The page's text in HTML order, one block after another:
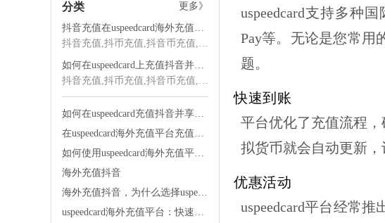
分类 更多》
抖音充值在uspeedcard海外充值平台的优势
抖音充值,抖币充值,抖音币充值,海外抖音充值,抖音海外充值,抖音充值海外,海外充值
如何在uspeedcard上充值抖音并享受优质服务
抖音充值,抖币充值,抖音币充值,海外抖音充值,抖音海外充值,抖音充值海外,海外充值
如何在uspeedcard充值抖音并享受快速发货的便利
在uspeedcard海外充值平台充值抖音太舒服了
如何使用uspeedcard海外充值平台便宜充值抖音
海外充值抖音
海外充值抖音，为什么选择uspeedcard海外充值平台？
uspeedcard海外充值平台：快速充值，让你的生活更便捷！
uspeedcard支持多种国
Pay等。无论是您常用
题。
快速到账
平台优化了充值流程
拟货币就会自动更新，
优惠活动
uspeedcard平台经常推